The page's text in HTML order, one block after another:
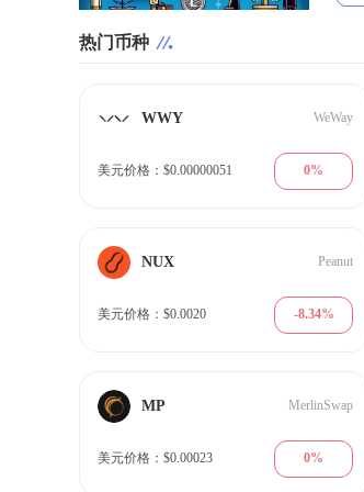
热门币种
WWY WeWay
美元价格：$0.00000051 0%
NUX Peanut
美元价格：$0.0020 -8.34%
MP MerlinSwap
美元价格：$0.00023 0%